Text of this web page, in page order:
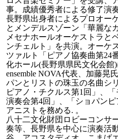
事。成績優秀者による修了演
長野県出身者によるプロオー
とメンデルスゾーン「華麗な
メセナホールオーケストラと
ンチェルト」を共演。オーケ
ツァルト「ピアノ協奏曲第24
化ホール(長野県県民文化会館
ensemble NOVA代表、加藤晃
パンとリストの珠玉の名曲シ
ピアノ・チクルス第1回」、
演奏会第4回」、「ショパン
アニストを務める. 。
八十二文化財団ロビーコンサ
奏等、長野県を中心に演奏活